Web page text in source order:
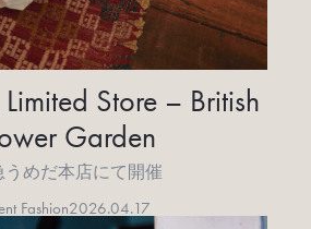
Store – British
Garden
うめだ本店にて開催
Fashion2026.04.17